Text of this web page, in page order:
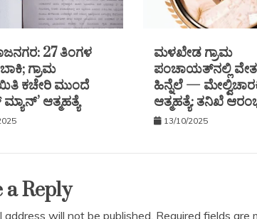
27 ತಿಂಗಳ
ಗ್ರಾಮ
ಕಚೇರಿ ಮುಂದೆ
ಆತ್ಮಹತ್ಯೆ
ಮಳಖೇಡ ಗ್ರಾಮ
ಪಂಚಾಯತ್‌ನಲ್ಲಿ
ಹಿನ್ನೆಲೆ —
ಆತ್ಮಹತ್ಯೆ: ತನಿಖೆ
13/10/2025
a Reply
address will not be published. Required fields are